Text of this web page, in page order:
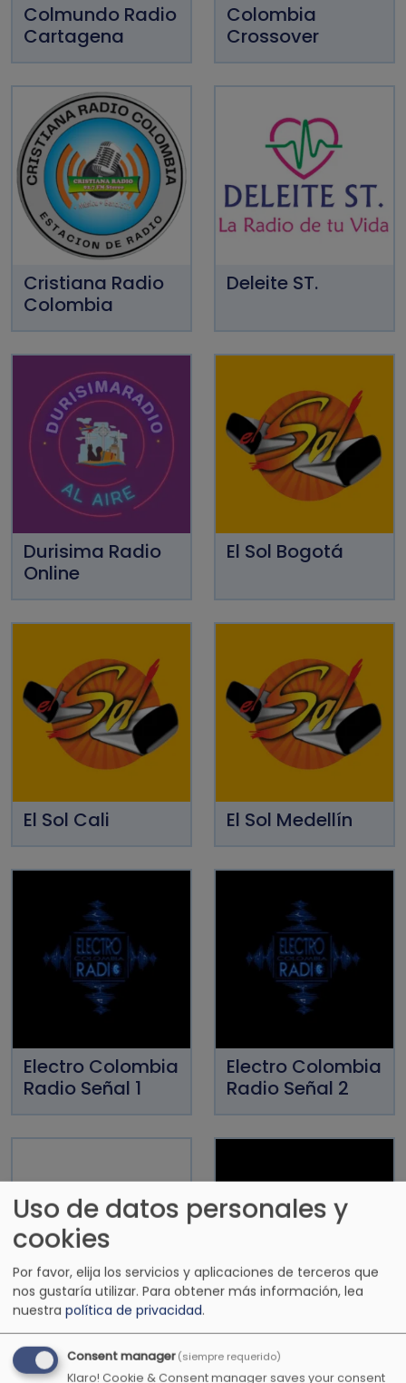
Colmundo Radio
Cartagena
Colombia
Crossover
Cristiana Radio
Colombia
Deleite ST.
Durisima Radio
Online
El Sol Bogotá
El Sol Cali El Sol Medellín
Electro Colombia
Radio Señal 1
Electro Colombia
Radio Señal 2
Emisora De Dios
Emisora
Vallenata
Uso de datos personales y
cookies
Por favor, elija los servicios y aplicaciones de terceros que
nos gustaría utilizar. Para obtener más información, lea
nuestra política de privacidad.
Consent manager(siempre requerido)
Klaro! Cookie & Consent manager saves your consent